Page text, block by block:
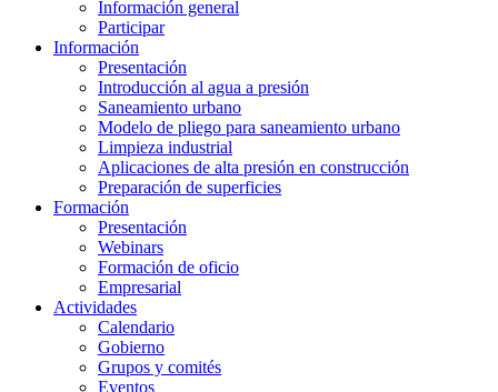
Información general
Participar
Información
Presentación
Introducción al agua a presión
Saneamiento urbano
Modelo de pliego para saneamiento urbano
Limpieza industrial
Aplicaciones de alta presión en construcción
Preparación de superficies
Formación
Presentación
Webinars
Formación de oficio
Empresarial
Actividades
Calendario
Gobierno
Grupos y comités
Eventos